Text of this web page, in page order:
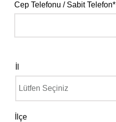
Cep Telefonu / Sabit Telefon*
İlçe